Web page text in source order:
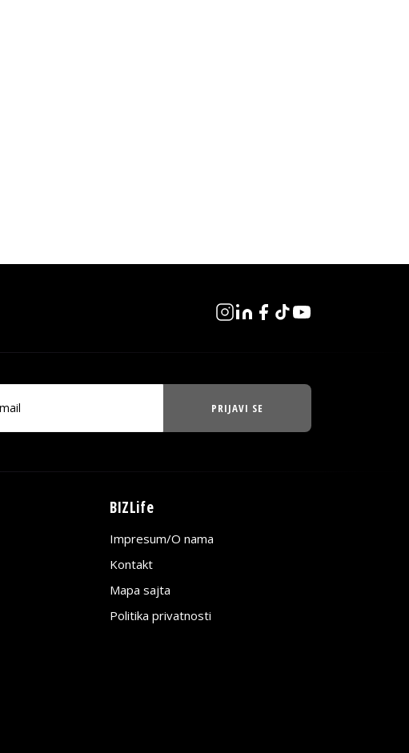
PRIJAVI SE
BIZLife
Impresum/O nama
Kontakt
Mapa sajta
Politika privatnosti